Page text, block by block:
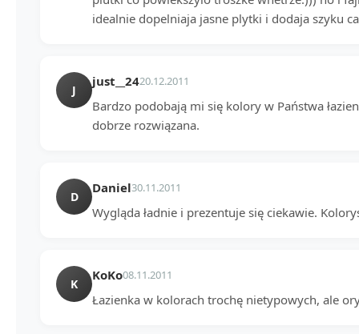
idealnie dopelniaja jasne plytki i dodaja szyku
J
just__2420.12.2011
Bardzo podobają mi się kolory w Państwa
dobrze rozwiązana.
D
Daniel30.11.2011
Wygląda ładnie i prezentuje się ciekawie.
K
KoKo08.11.2011
Łazienka w kolorach trochę nietypowych, ale